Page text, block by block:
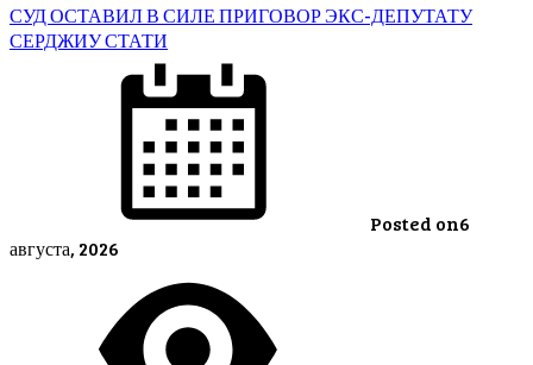
СУД ОСТАВИЛ В СИЛЕ ПРИГОВОР ЭКС-ДЕПУТАТУ
СЕРДЖИУ СТАТИ
Posted on6
августа, 2026